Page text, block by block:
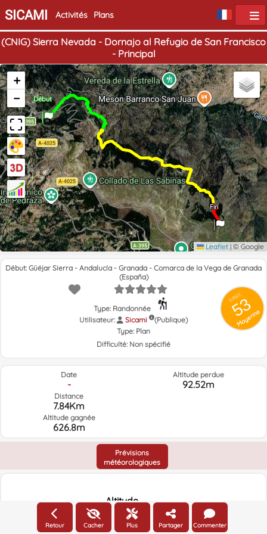
SICAMI Activités Plans
(CNIG) Sierra Nevada - Dornajo al Refugio de San Francisco
- Principal
Début
Fin
+
−
Leaflet |© Google
GRSIC
53
Moyenne
Début: Güéjar Sierra - Andalucía - Granada - Comarca de la Vega de Granada
(España)
Type: Randonnée
Utilisateur:
Sicami
(Publique)
Type: Plan
Difficulté: Non spécifié
Date
-
Distance
7.84Km
Altitude gagnée
626.8m
Altitude perdue
92.52m
Prévisions
météorologiques
Altitude
Altitude
Retour Cacher Plus Partager Commenter